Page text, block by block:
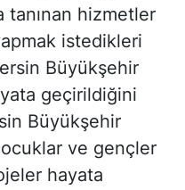
tanınan hizmetler
istedikleri
Büyükşehir
geçirildiğini
Büyükşehir
ve gençler
hayata